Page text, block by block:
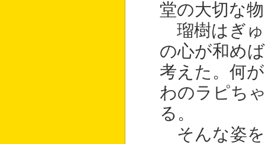
堂の大切な
瑠樹はぎゅ
の心が和め
考えた。何
わのラピち
る。
そんな姿